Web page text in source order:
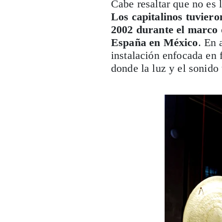
Cabe resaltar que no
Los capitalinos
2002 durante el
España en México. En
instalación enfocada en
donde la luz y el